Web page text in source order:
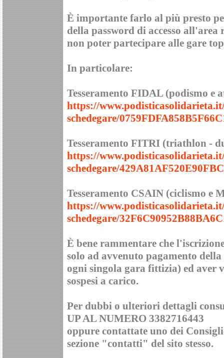
È importante farlo al più presto
della password di accesso
non poter partecipare alle gare
In particolare:
Tesseramento FIDAL (podismo e
https://
schedegare/
Tesseramento FITRI (triathlon -
https://
schedegare/
Tesseramento CSAIN (ciclismo e
https://
schedegare/
È bene rammentare che
solo ad avvenuto pagamento
ogni singola gara fittizia) ed aver
sospesi a carico.
Per dubbi o ulteriori dettagli
UP AL NUMERO 3382716443
oppure contattate uno dei
sezione "contatti" del sito stesso.